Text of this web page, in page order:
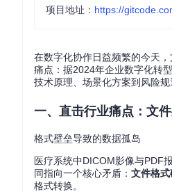
项目地址： https://
在数字化协作日益频繁的今天
痛点：据2024年企业数字化转
技术原理、场景化方案到风险
一、直击行业痛点：文
格式壁垒导致的数据孤岛
医疗系统中DICOM影像与PDF
同指向一个核心矛盾： 文件格
格式转换。